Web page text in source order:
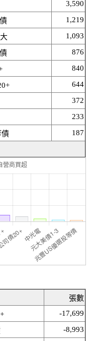
3,590
1,219
1,093
876
840
644
372
233
債 187
張數
-17,699
-8,993